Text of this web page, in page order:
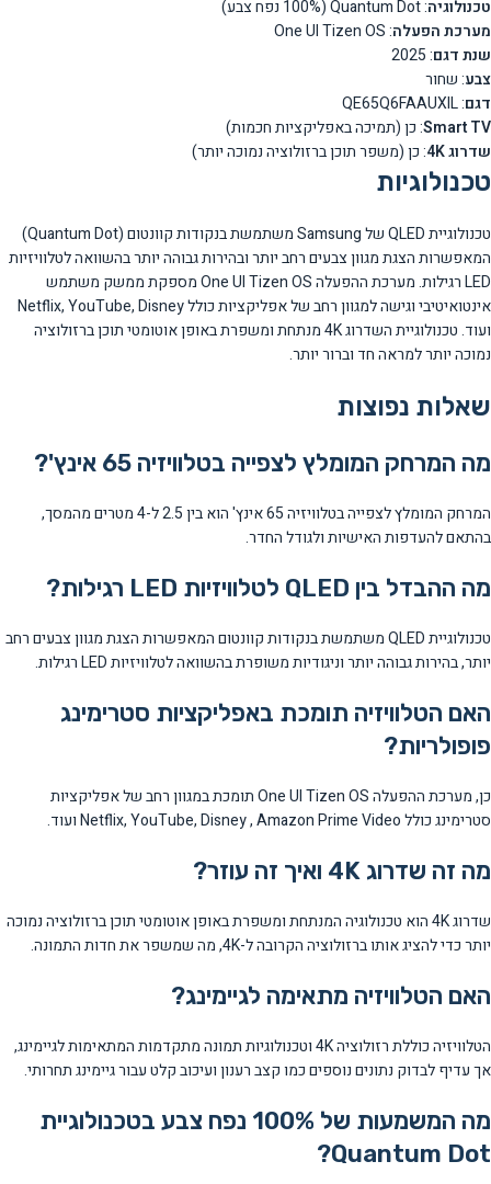
טכנולוגיה: Quantum Dot (100% נפח צבע)
מערכת הפעלה: One UI Tizen OS
שנת דגם: 2025
צבע: שחור
דגם: QE65Q6FAAUXIL
Smart TV: כן (תמיכה באפליקציות חכמות)
שדרוג 4K
: כן (משפר תוכן ברזולוציה נמוכה יותר)
טכנולוגיות
טכנולוגיית QLED של Samsung משתמשת בנקודות קוונטום (Quantum Dot)
המאפשרות הצגת מגוון צבעים רחב יותר ובהירות גבוהה יותר בהשוואה לטלוויזיות
LED רגילות. מערכת ההפעלה One UI Tizen OS מספקת ממשק משתמש
אינטואיטיבי וגישה למגוון רחב של אפליקציות כולל Netflix, YouTube, Disney
ועוד. טכנולוגיית השדרוג 4K מנתחת ומשפרת באופן אוטומטי תוכן ברזולוציה
נמוכה יותר למראה חד וברור יותר.
שאלות נפוצות
מה המרחק המומלץ לצפייה בטלוויזיה 65 אינץ'?
המרחק המומלץ לצפייה בטלוויזיה 65 אינץ' הוא בין 2.5 ל-4 מטרים מהמסך,
בהתאם להעדפות האישיות ולגודל החדר.
מה ההבדל בין QLED לטלוויזיות LED רגילות?
טכנולוגיית QLED משתמשת בנקודות קוונטום המאפשרות הצגת מגוון צבעים רחב
יותר, בהירות גבוהה יותר וניגודיות משופרת בהשוואה לטלוויזיות LED רגילות.
האם הטלוויזיה תומכת באפליקציות סטרימינג
פופולריות?
כן, מערכת ההפעלה One UI Tizen OS תומכת במגוון רחב של אפליקציות
סטרימינג כולל Netflix, YouTube, Disney , Amazon Prime Video ועוד.
מה זה שדרוג 4K ואיך זה עוזר?
שדרוג 4K הוא טכנולוגיה המנתחת ומשפרת באופן אוטומטי תוכן ברזולוציה נמוכה
יותר כדי להציג אותו ברזולוציה הקרובה ל-4K, מה שמשפר את חדות התמונה.
האם הטלוויזיה מתאימה לגיימינג?
הטלוויזיה כוללת רזולוציה 4K וטכנולוגיות תמונה מתקדמות המתאימות לגיימינג,
אך עדיף לבדוק נתונים נוספים כמו קצב רענון ועיכוב קלט עבור גיימינג תחרותי.
מה המשמעות של 100% נפח צבע בטכנולוגיית
Quantum Dot?